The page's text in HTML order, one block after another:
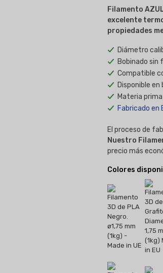
Filamento
excelente
propiedades
Diámetro
Bobinado sin
Compatible
Disponible en
Materia
Fabricado en
El proceso de
Nuestro
precio más
Colores